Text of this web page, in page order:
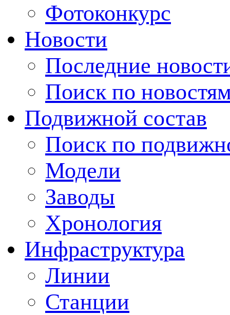
Фотоконкурс
Новости
Последние
Поиск по
Подвижной состав
Поиск по
Модели
Заводы
Хронология
Инфраструктура
Линии
Станции